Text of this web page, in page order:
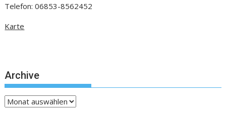
Telefon: 06853-8562452
Karte
Archive
Archive